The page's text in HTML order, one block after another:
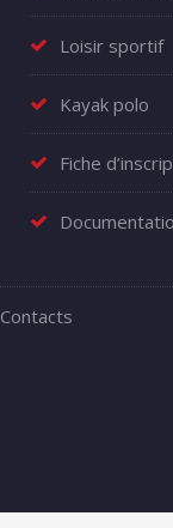
Loisir sportif
Kayak polo
Fiche
Contacts